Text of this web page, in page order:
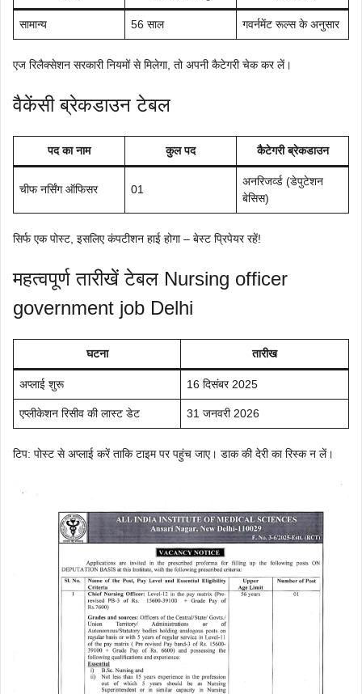
सामान्य 56 साल गवर्नमेंट रूल्स के अनुसार
एज रिलैक्सेशन सरकारी नियमों से मिलेगा, तो अपनी कैटेगरी चेक कर लें।
वैकेंसी ब्रेकडाउन टेबल
पद का नाम कुल पद कैटेगरी ब्रेकडाउन
चीफ नर्सिंग ऑफिसर 01
अनरिजर्व्ड (डेपुटेशन
बेसिस)
सिर्फ एक पोस्ट, इसलिए कंपटीशन हाई होगा – बेस्ट प्रिपेयर रहें!
महत्वपूर्ण तारीखें टेबल Nursing officer
government job Delhi
घटना तारीख
अप्लाई शुरू 16 दिसंबर 2025
एप्लीकेशन रिसीव की लास्ट डेट 31 जनवरी 2026
टिप: पोस्ट से अप्लाई करें ताकि टाइम पर पहुंच जाए। डाक की देरी का रिस्क न लें।